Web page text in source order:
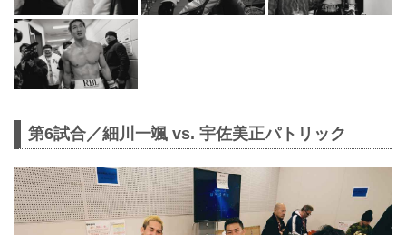
第6試合／細川一颯 vs. 宇佐美正パトリック